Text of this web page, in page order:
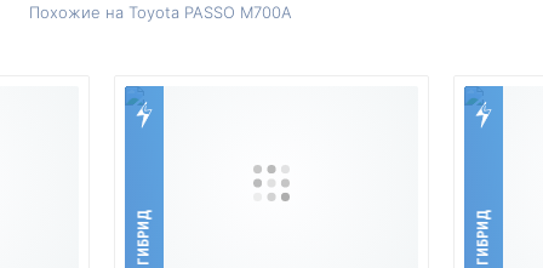
Похожие на Toyota PASSO M700A
ГИБРИД ГИБРИД